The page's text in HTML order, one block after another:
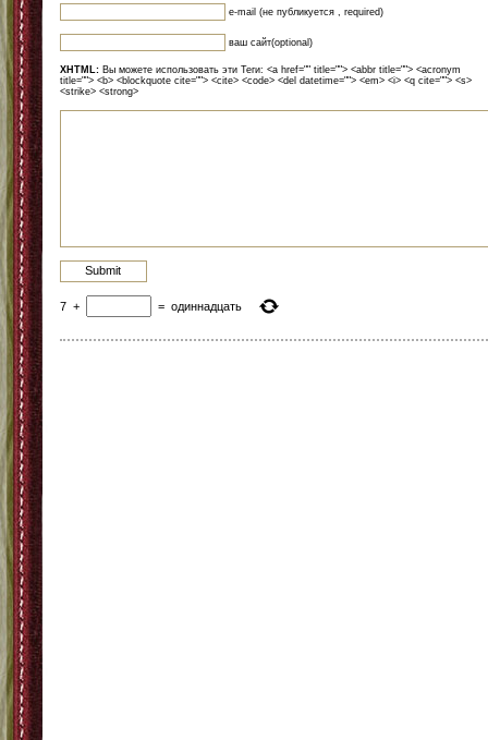
e-mail (не публикуется , required)
ваш сайт(optional)
XHTML: Вы можете использовать эти Теги: <a href="" title=""> <abbr title=""> <acronym
title=""> <b> <blockquote cite=""> <cite> <code> <del datetime=""> <em> <i> <q cite=""> <s>
<strike> <strong>
7 + = одиннадцать